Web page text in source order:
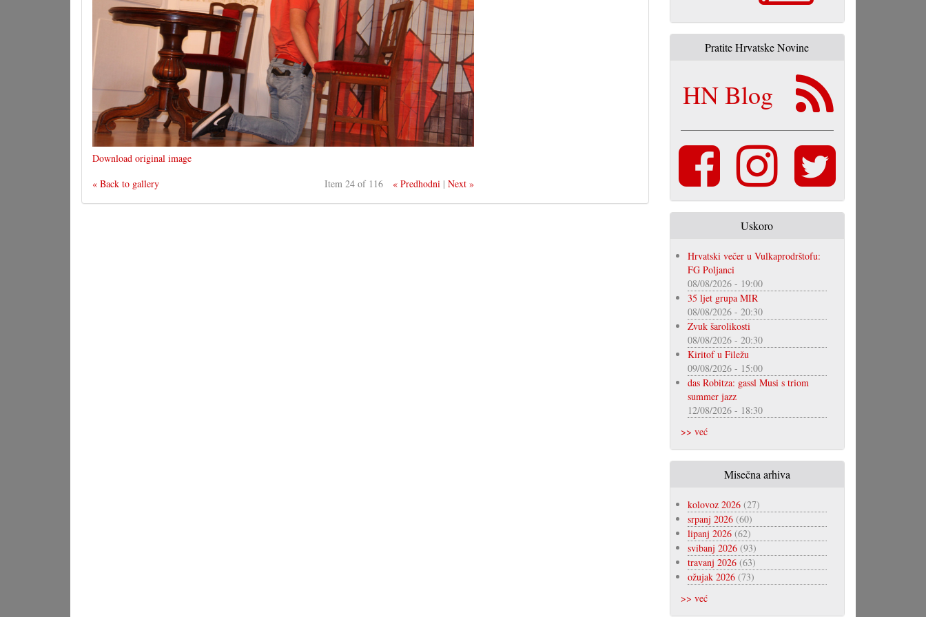
Download original image
« Back to gallery
Item 24 of 116 « Predhodni |Next »
Pratite Hrvatske Novine
HN Blog
Uskoro
Hrvatski večer u Vulkaprodrštofu:
FG Poljanci
08/08/2026 - 19:00
35 ljet grupa MIR
08/08/2026 - 20:30
Zvuk šarolikosti
08/08/2026 - 20:30
Kiritof u Filežu
09/08/2026 - 15:00
das Robitza: gassl Musi s triom
summer jazz
12/08/2026 - 18:30
>> već
Misečna arhiva
kolovoz 2026(27)
srpanj 2026(60)
lipanj 2026(62)
svibanj 2026(93)
travanj 2026(63)
ožujak 2026(73)
>> već